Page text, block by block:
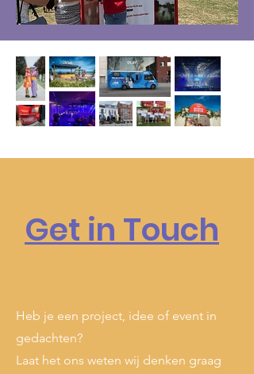
Get in Touch
Heb je een project, idee of event in
gedachten?
Laat het ons weten wij denken graag